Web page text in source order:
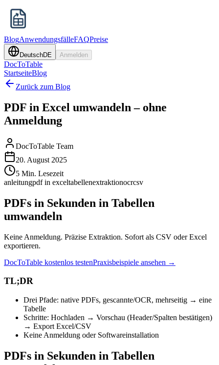
BlogAnwendungsfälleFAQPreise
DeutschDE Anmelden
DocToTable
StartseiteBlog
Zurück zum Blog
PDF in Excel umwandeln – ohne
Anmeldung
DocToTable Team
20. August 2025
5 Min. Lesezeit
anleitungpdf in exceltabellenextraktionocrcsv
PDFs in Sekunden in Tabellen
umwandeln
Keine Anmeldung. Präzise Extraktion. Sofort als CSV oder Excel
exportieren.
DocToTable kostenlos testenPraxisbeispiele ansehen →
TL;DR
Drei Pfade: native PDFs, gescannte/OCR, mehrseitig → eine
Tabelle
Schritte: Hochladen → Vorschau (Header/Spalten bestätigen)
→ Export Excel/CSV
Keine Anmeldung oder Softwareinstallation
PDFs in Sekunden in Tabellen